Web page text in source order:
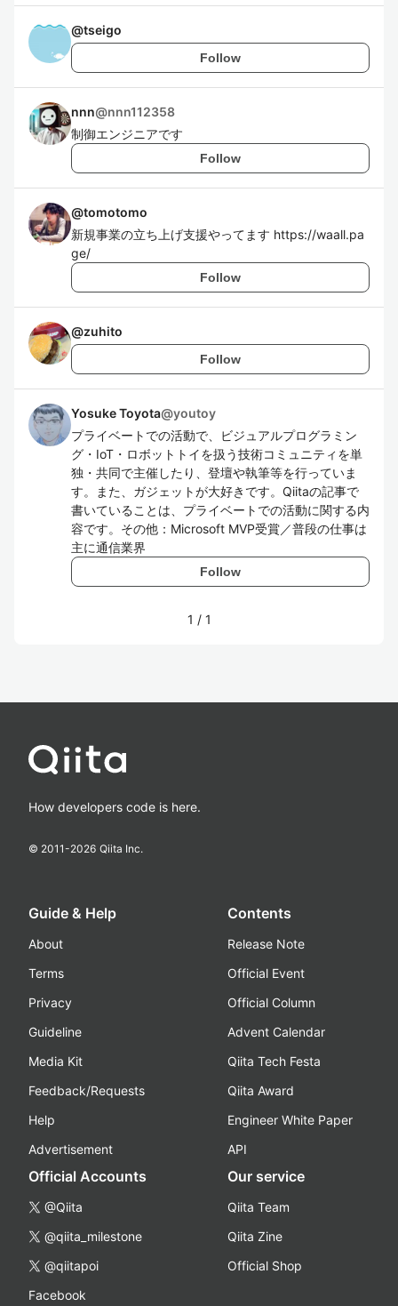
@tseigo
Follow
nnn@nnn112358
制御エンジニアです
Follow
@tomotomo
新規事業の立ち上げ支援やってます https://waall.pa
ge/
Follow
@zuhito
Follow
Yosuke Toyota@youtoy
プライベートでの活動で、ビジュアルプログラミン
グ・IoT・ロボットトイを扱う技術コミュニティを単
独・共同で主催したり、登壇や執筆等を行っていま
す。また、ガジェットが大好きです。Qiitaの記事で
書いていることは、プライベートでの活動に関する内
容です。その他：Microsoft MVP受賞／普段の仕事は
主に通信業界
Follow
1 / 1
How developers code is here.
© 2011-2026 Qiita Inc.
Guide & Help
About
Terms
Privacy
Guideline
Media Kit
Feedback/Requests
Help
Advertisement
Contents
Release Note
Official Event
Official Column
Advent Calendar
Qiita Tech Festa
Qiita Award
Engineer White Paper
API
Official Accounts
@Qiita
@qiita_milestone
@qiitapoi
Facebook
Our service
Qiita Team
Qiita Zine
Official Shop